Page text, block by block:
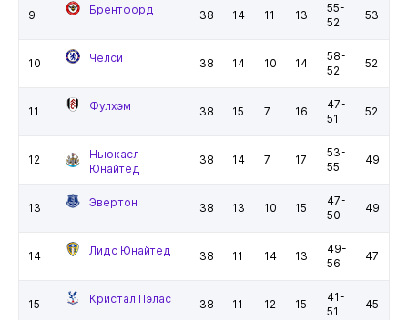
9 Брентфорд 38 14 11 13
55-
52
53
10 Челси 38 14 10 14
58-
52
52
11 Фулхэм 38 15 7 16
47-
51
52
12
Ньюкасл
Юнайтед
38 14 7 17
53-
55
49
13 Эвертон 38 13 10 15
47-
50
49
14 Лидс Юнайтед 38 11 14 13
49-
56
47
15 Кристал Пэлас 38 11 12 15
41-
51
45